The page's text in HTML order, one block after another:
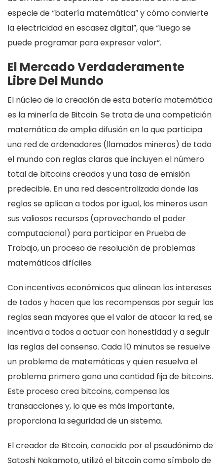
especie de “batería matemática” y cómo convierte
la electricidad en escasez digital”, que “luego se
puede programar para expresar valor”.
El Mercado Verdaderamente
Libre Del Mundo
El núcleo de la creación de esta batería matemática
es la minería de Bitcoin. Se trata de una competición
matemática de amplia difusión en la que participa
una red de ordenadores (llamados mineros) de todo
el mundo con reglas claras que incluyen el número
total de bitcoins creados y una tasa de emisión
predecible. En una red descentralizada donde las
reglas se aplican a todos por igual, los mineros usan
sus valiosos recursos (aprovechando el poder
computacional) para participar en Prueba de
Trabajo, un proceso de resolución de problemas
matemáticos difíciles.
Con incentivos económicos que alinean los intereses
de todos y hacen que las recompensas por seguir las
reglas sean mayores que el valor de atacar la red, se
incentiva a todos a actuar con honestidad y a seguir
las reglas del consenso. Cada 10 minutos se resuelve
un problema de matemáticas y quien resuelva el
problema primero gana una cantidad fija de bitcoins.
Este proceso crea bitcoins, compensa las
transacciones y, lo que es más importante,
proporciona la seguridad de un sistema.
El creador de Bitcoin, conocido por el pseudónimo de
Satoshi Nakamoto, utilizó el bitcoin como símbolo de